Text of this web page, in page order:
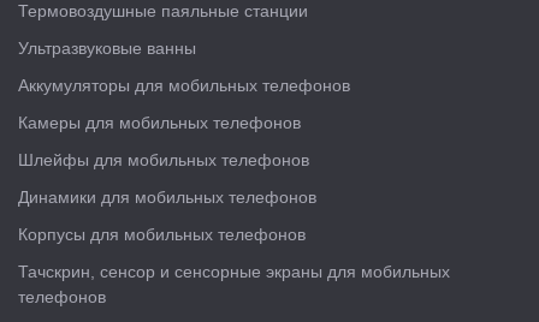
Термовоздушные паяльные станции
Ультразвуковые ванны
Аккумуляторы для мобильных телефонов
Камеры для мобильных телефонов
Шлейфы для мобильных телефонов
Динамики для мобильных телефонов
Корпусы для мобильных телефонов
Тачскрин, сенсор и сенсорные экраны для мобильных
телефонов